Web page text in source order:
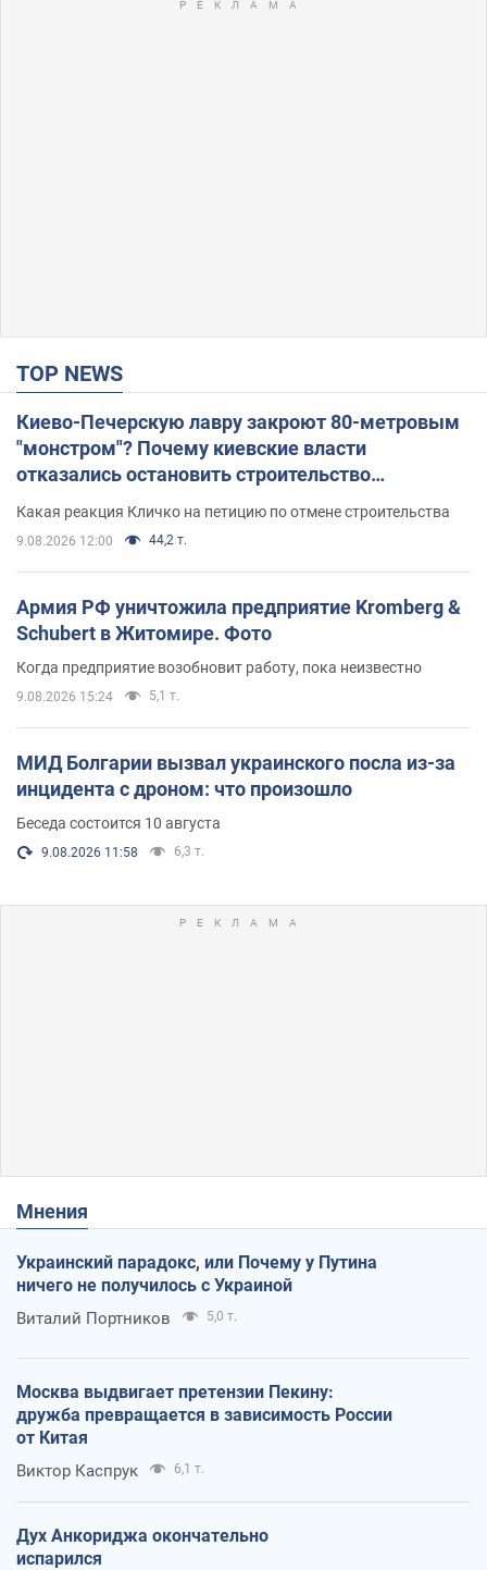
TOP NEWS
Киево-Печерскую лавру закроют 80-метровым
"монстром"? Почему киевские власти
отказались остановить строительство
Какая реакция Кличко на петицию по отмене строительства
9.08.2026 12:00 44,2 т.
Армия РФ уничтожила предприятие Kromberg &
Schubert в Житомире. Фото
Когда предприятие возобновит работу, пока неизвестно
9.08.2026 15:24 5,1 т.
МИД Болгарии вызвал украинского посла из-за
инцидента с дроном: что произошло
Беседа состоится 10 августа
9.08.2026 11:58 6,3 т.
Мнения
Украинский парадокс, или Почему у Путина
ничего не получилось с Украиной
Виталий Портников 5,0 т.
Москва выдвигает претензии Пекину:
дружба превращается в зависимость России
от Китая
Виктор Каспрук 6,1 т.
Дух Анкориджа окончательно
испарился